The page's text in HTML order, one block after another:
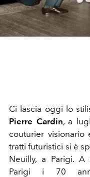
Ci lascia oggi lo
Pierre Cardin, a
couturier
tratti futuristici si è
Neuilly, a Parigi. A
Parigi i 70